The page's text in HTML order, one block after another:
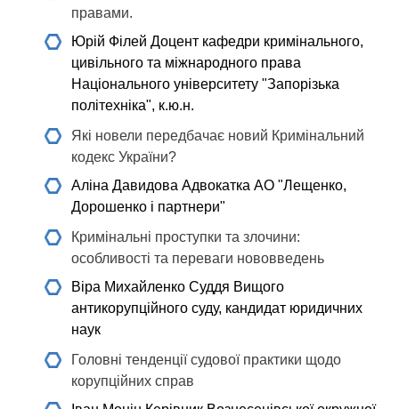
правами.
Юрій Філей Доцент кафедри кримінального,
цивільного та міжнародного права
Національного університету "Запорізька
політехніка", к.ю.н.
Які новели передбачає новий Кримінальний
кодекс України?
Аліна Давидова Адвокатка АО "Лещенко,
Дорошенко і партнери"
Кримінальні проступки та злочини:
особливості та переваги нововведень
Віра Михайленко Суддя Вищого
антикорупційного суду, кандидат юридичних
наук
Головні тенденції судової практики щодо
корупційних справ